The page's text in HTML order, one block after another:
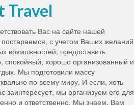
Travel
Вас на сайте нашей
с учетом Ваших желаний
возможностей, предоставить
спокойный, хорошо организованный и
Мы подготовили массу
по всему миру. И если, хоть
заинтересует, мы организуем его для
и ответственно. Мы знаем, Вам